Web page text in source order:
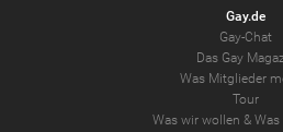
Gay.de
Gay-Chat
Das Gay
Was Mitglieder
Tour
Was wir wollen & Was